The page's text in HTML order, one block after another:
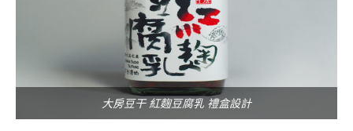
大房豆干 紅麴豆腐乳 禮盒設計